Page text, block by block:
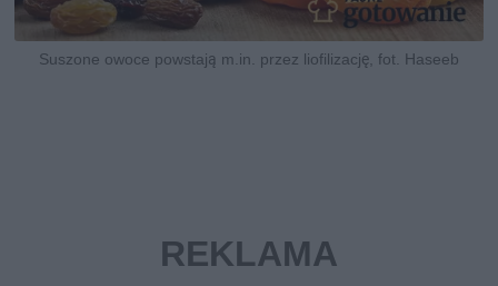
Suszone owoce powstają m.in. przez liofilizację, fot. Haseeb